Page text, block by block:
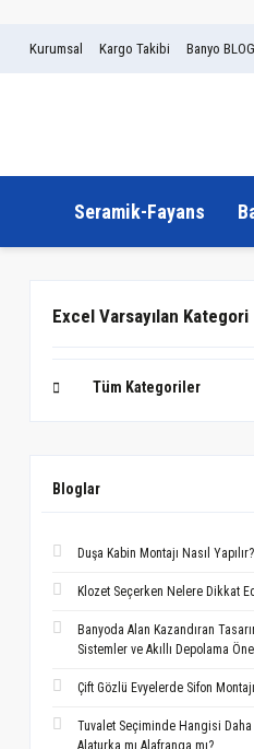
Kurumsal Kargo Takibi Banyo BLOG
Seramik-Fayans
Excel Varsayılan Kategori
Tüm Kategoriler
Bloglar
Duşa Kabin Montajı Nasıl Yapılır?
Klozet Seçerken Nelere Dikkat
Banyoda Alan Kazandıran
Sistemler ve Akıllı Depolama
Çift Gözlü Evyelerde Sifon
Tuvalet Seçiminde Hangisi Daha
Alaturka mı Alafranga mı?